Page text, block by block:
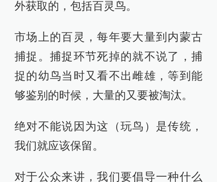
外获取的，包括百灵鸟。
市场上的百灵，每年要大量到内蒙古
捕捉。捕捉环节死掉的就不说了，捕
捉的幼鸟当时又看不出雌雄，等到能
够鉴别的时候，大量的又要被淘汰。
绝对不能说因为这（玩鸟）是传统，
我们就应该保留。
对于公众来讲，我们要倡导一种什么